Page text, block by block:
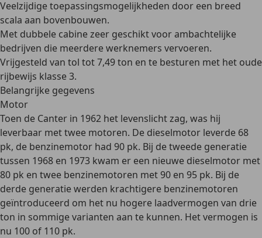
Veelzijdige toepassingsmogelijkheden door een breed
scala aan bovenbouwen.
Met dubbele cabine zeer geschikt voor ambachtelijke
bedrijven die meerdere werknemers vervoeren.
Vrijgesteld van tol tot 7,49 ton en te besturen met het oude
rijbewijs klasse 3.
Belangrijke gegevens
Motor
Toen de Canter in 1962 het levenslicht zag, was hij
leverbaar met twee motoren. De dieselmotor leverde 68
pk, de benzinemotor had 90 pk. Bij de tweede generatie
tussen 1968 en 1973 kwam er een nieuwe dieselmotor met
80 pk en twee benzinemotoren met 90 en 95 pk. Bij de
derde generatie werden krachtigere benzinemotoren
geïntroduceerd om het nu hogere laadvermogen van drie
ton in sommige varianten aan te kunnen. Het vermogen is
nu 100 of 110 pk.